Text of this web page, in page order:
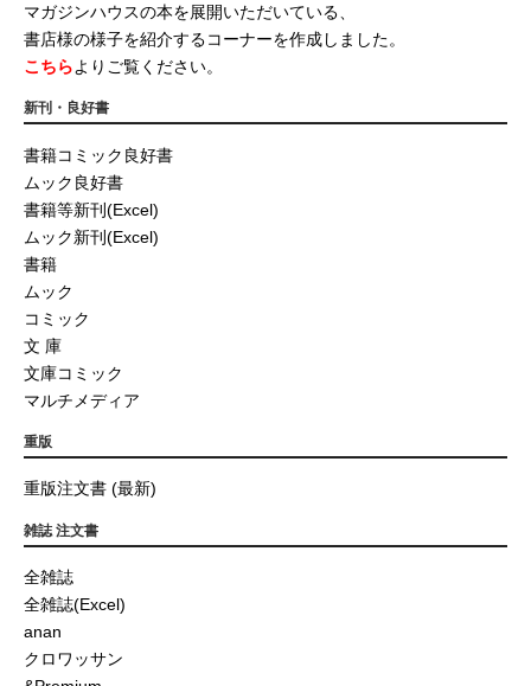
マガジンハウスの本を展開いただいている、
書店様の様子を紹介するコーナーを作成しました。
こちらよりご覧ください。
新刊・良好書
書籍コミック良好書
ムック良好書
書籍等新刊(Excel)
ムック新刊(Excel)
書籍
ムック
コミック
文 庫
文庫コミック
マルチメディア
重版
重版注文書 (最新)
雑誌 注文書
全雑誌
全雑誌(Excel)
anan
クロワッサン